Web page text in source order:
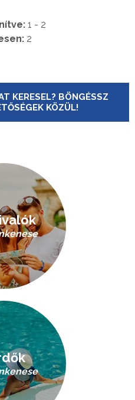
1 - 2
2
KERESEL? BÖNGÉSSZ
KÖZÜL!